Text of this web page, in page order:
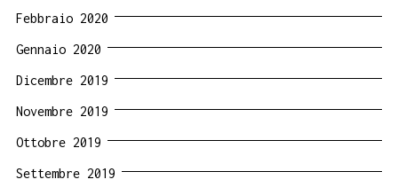
Febbraio 2020
Gennaio 2020
Dicembre 2019
Novembre 2019
Ottobre 2019
Settembre 2019